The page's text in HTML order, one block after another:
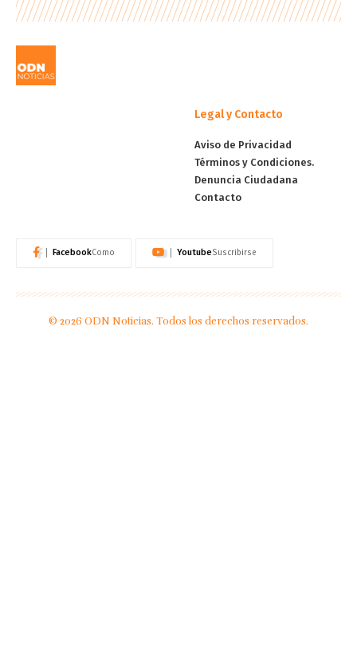
Legal y Contacto
Aviso de Privacidad
Términos y Condiciones.
Denuncia Ciudadana
Contacto
FacebookComo YoutubeSuscribirse
© 2026 ODN Noticias. Todos los derechos reservados.